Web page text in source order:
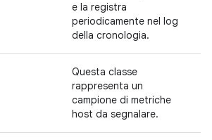
e la registra
periodicamente nel log
della cronologia.
Questa classe
rappresenta un
campione di metriche
host da segnalare.